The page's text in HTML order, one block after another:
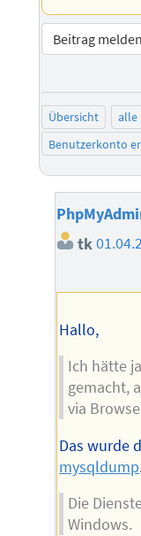
Beitrag melden
Übersicht alle
Benutzerkonto
tk
Hallo,
Ich hätte
gemacht,
via
Das wurde
mysqldump
Die
Windows.